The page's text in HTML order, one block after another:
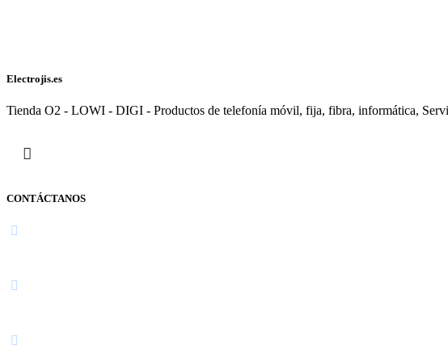
Electrojis.es
Tienda O2 - LOWI - DIGI - Productos de telefonía móvil, fija, fibra, informática,
CONTÁCTANOS